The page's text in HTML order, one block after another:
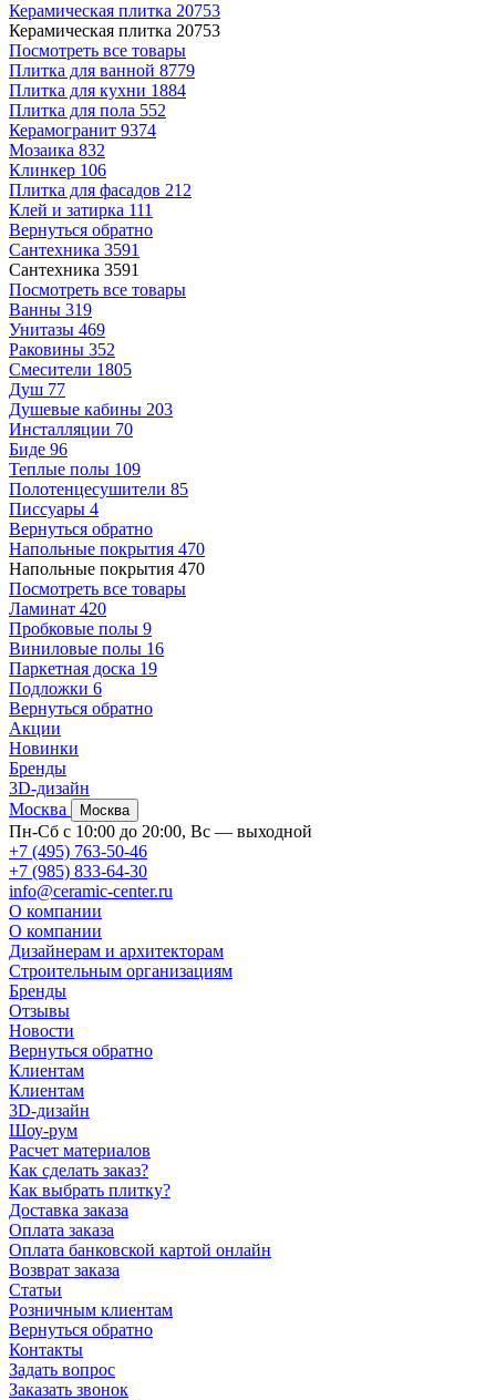
Керамическая плитка 20753
Керамическая плитка 20753
Посмотреть все товары
Плитка для ванной 8779
Плитка для кухни 1884
Плитка для пола 552
Керамогранит 9374
Мозаика 832
Клинкер 106
Плитка для фасадов 212
Клей и затирка 111
Вернуться обратно
Сантехника 3591
Сантехника 3591
Посмотреть все товары
Ванны 319
Унитазы 469
Раковины 352
Смесители 1805
Душ 77
Душевые кабины 203
Инсталляции 70
Биде 96
Теплые полы 109
Полотенцесушители 85
Писсуары 4
Вернуться обратно
Напольные покрытия 470
Напольные покрытия 470
Посмотреть все товары
Ламинат 420
Пробковые полы 9
Виниловые полы 16
Паркетная доска 19
Подложки 6
Вернуться обратно
Акции
Новинки
Бренды
3D-дизайн
Москва
Москва
Пн-Сб с 10:00 до 20:00, Вс — выходной
+7 (495) 763-50-46
+7 (985) 833-64-30
info@ceramic-center.ru
О компании
О компании
Дизайнерам и архитекторам
Строительным организациям
Бренды
Отзывы
Новости
Вернуться обратно
Клиентам
Клиентам
3D-дизайн
Шоу-рум
Расчет материалов
Как сделать заказ?
Как выбрать плитку?
Доставка заказа
Оплата заказа
Оплата банковской картой онлайн
Возврат заказа
Статьи
Розничным клиентам
Вернуться обратно
Контакты
Задать вопрос
Заказать звонок